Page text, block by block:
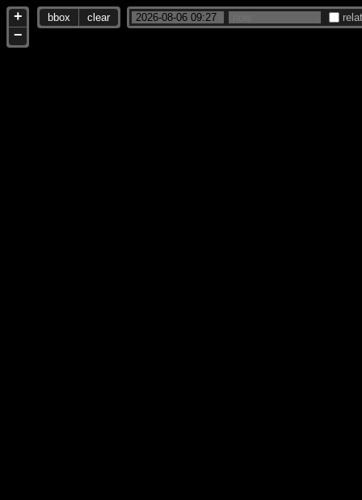
+
−
bbox clear